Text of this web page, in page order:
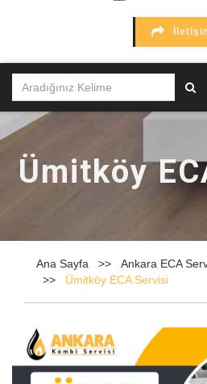
Ümitköy
Ana Sayfa
Ankara ECA
Ümitköy ECA Servisi